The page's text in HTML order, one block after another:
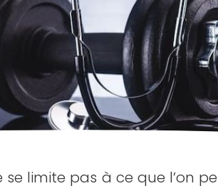
se limite pas à ce que l’on